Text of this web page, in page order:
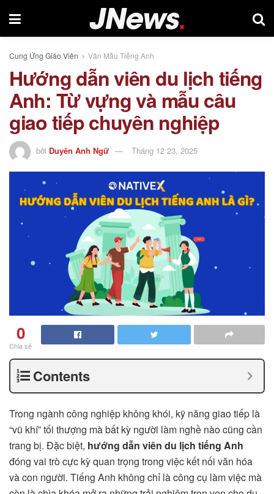
Cung Ứng Giáo Viên Văn Mẫu Tiếng Anh
Hướng dẫn viên du lịch tiếng
Anh: Từ vựng và mẫu câu
giao tiếp chuyên nghiệp
bởi Duyên Anh Ngữ Tháng 12 23, 2025
0
Chia sẻ
Contents
Trong ngành công nghiệp không khói, kỹ năng giao tiếp là
“vũ khí” tối thượng mà bất kỳ người làm nghề nào cũng cần
trang bị. Đặc biệt, hướng dẫn viên du lịch tiếng Anh
đóng vai trò cực kỳ quan trọng trong việc kết nối văn hóa
và con người. Tiếng Anh không chỉ là công cụ làm việc mà